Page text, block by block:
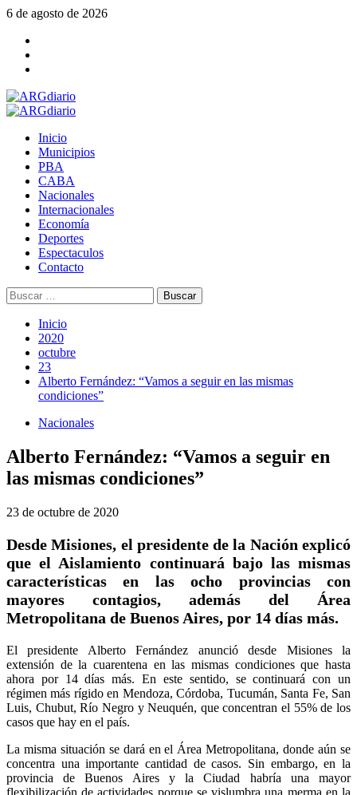
Saltar
contenido
6 de agosto de 2026
Menú
Inicio
Municipios
PBA
CABA
Nacionales
Internacionales
Economía
Deportes
Espectaculos
Contacto
Buscar:
Inicio
2020
octubre
23
Alberto Fernández: “Vamos a seguir en las mismas
condiciones”
Nacionales
Alberto Fernández: “Vamos a seguir en
las mismas condiciones”
23 de octubre de 2020
Desde Misiones, el presidente de la Nación explicó
que el Aislamiento continuará bajo las mismas
características en las ocho provincias con
mayores contagios, además del Área
Metropolitana de Buenos Aires, por 14 días más.
El presidente Alberto Fernández anunció desde Misiones la
extensión de la cuarentena en las mismas condiciones que hasta
ahora por 14 días más. En este sentido, se continuará con un
régimen más rígido en Mendoza, Córdoba, Tucumán, Santa Fe, San
Luis, Chubut, Río Negro y Neuquén, que concentran el 55% de los
casos que hay en el país.
La misma situación se dará en el Área Metropolitana, donde aún se
concentra una importante cantidad de casos. Sin embargo, en la
provincia de Buenos Aires y la Ciudad habría una mayor
flexibilización de actividades porque se vislumbra una merma en la